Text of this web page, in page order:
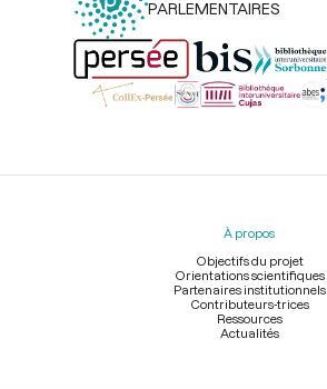
PARLEMENTAIRES
Menu
À propos
Objectifs du projet
Orientations scientifiques
Partenaires institutionnels
Contributeurs-trices
Ressources
Actualités